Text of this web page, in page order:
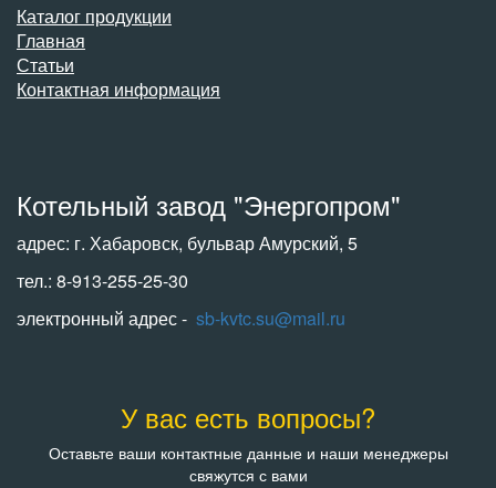
Каталог продукции
Главная
Статьи
Контактная информация
Котельный завод "Энергопром"
адрес: г. Хабаровск, бульвар Амурский, 5
тел.: 8-913-255-25-30
электронный адрес - sb-kvtc.su@mail.ru
У вас есть вопросы?
Оставьте ваши контактные данные и наши менеджеры
свяжутся с вами